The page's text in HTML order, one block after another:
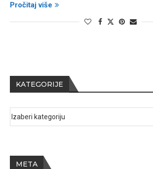
Pročitaj više
KATEGORIJE
META